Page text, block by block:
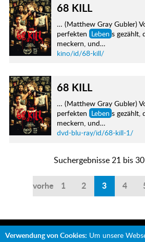
68 KILL
… (Matthew Gray Gubler)
perfekten Leben s gezählt,
meckern, und…
kino/id/68-kill/
68 KILL
… (Matthew Gray Gubler)
perfekten Leben s gezählt,
meckern, und…
dvd-blu-ray/id/68-kill-1/
Suchergebnisse 21 bis
vorherige
1 2 3 4
Verwendung von Cookies: Um unsere